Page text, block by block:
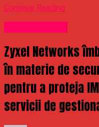
Continue Reading
Zyxel Networks
în materie de
pentru a proteja
servicii de